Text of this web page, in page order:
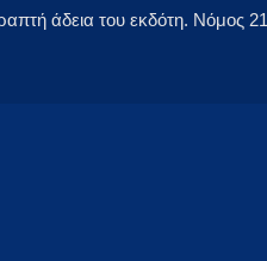
άδεια του εκδότη. Νόμος